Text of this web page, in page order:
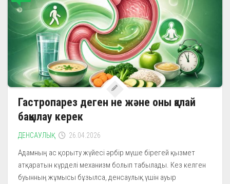
Гастропарез деген не және оны қалай
бақылау керек
ДЕНСАУЛЫҚ 26.04.2026
Адамның ас қорыту жүйесі әрбір мүше бірегей қызмет
атқаратын күрделі механизм болып табылады. Кез келген
буынның жұмысы бұзылса, денсаулық үшін ауыр